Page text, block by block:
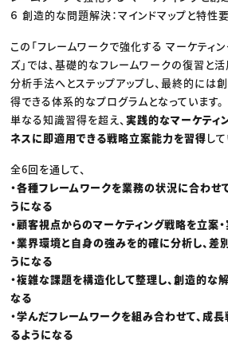
６ 創造的な問題解決：マインドマップと特性
この「フレームワークで強化する マーケティ
ズ」では、基礎的なフレームワークの復習と
分析手法へとステップアップし、最終的には
得できる体系的なプログラムとなっています。
単なる知識習得を超え、実践的なマーケティ
ネスに即適用できる戦略立案能力を習得し
全6回を通して、
・各種フレームワークを業務の状況に合わせ
うになる
・顧客視点からのマーケティング戦略を立案
・業界環境と自身の強みを的確に分析し、差
うになる
・複雑な課題を構造化して整理し、創造的な
なる
・学んだフレームワークを組み合わせて、成
るようになる